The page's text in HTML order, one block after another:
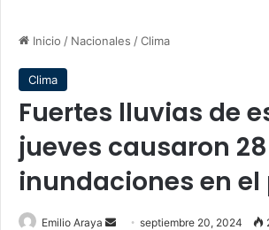
Inicio / Nacionales /Clima
Clima
Fuertes lluvias de
jueves causaron 28
inundaciones en el
Emilio Araya
Sendseptiembre 20, 2024